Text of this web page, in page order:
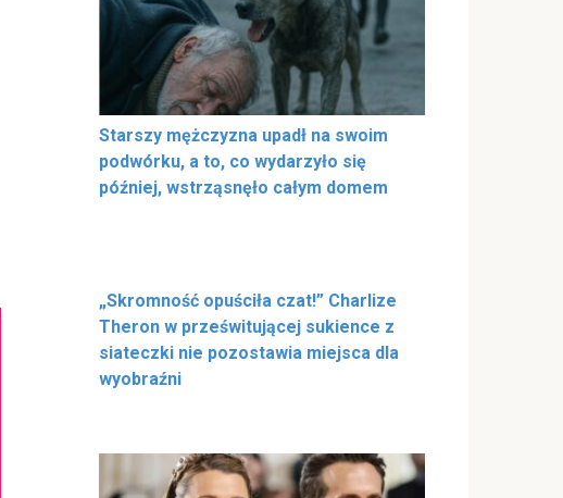
Starszy mężczyzna upadł na swoim
podwórku, a to, co wydarzyło się
później, wstrząsnęło całym domem
„Skromność opuściła czat!” Charlize
Theron w prześwitującej sukience z
siateczki nie pozostawia miejsca dla
wyobraźni